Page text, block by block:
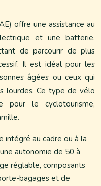
offre une assistance au
et une batterie,
de parcourir de plus
Il est idéal pour les
âgées ou ceux qui
lourdes. Ce type de vélo
le cyclotourisme,
intégré au cadre ou à la
autonomie de 50 à
réglable, composants
bagages et de